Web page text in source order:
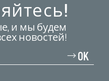
и мы будем
новостей!
OK